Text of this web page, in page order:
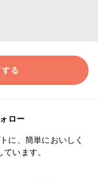
る
ロー
に、簡単においしく
います。